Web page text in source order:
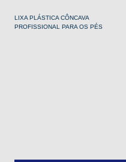
LIXA PLÁSTICA CÔNCAVA
PROFISSIONAL PARA OS PÉS